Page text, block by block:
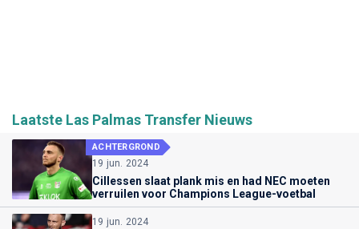
Laatste Las Palmas Transfer Nieuws
ACHTERGROND
19 jun. 2024
Cillessen slaat plank mis en had NEC moeten
verruilen voor Champions League-voetbal
19 jun. 2024